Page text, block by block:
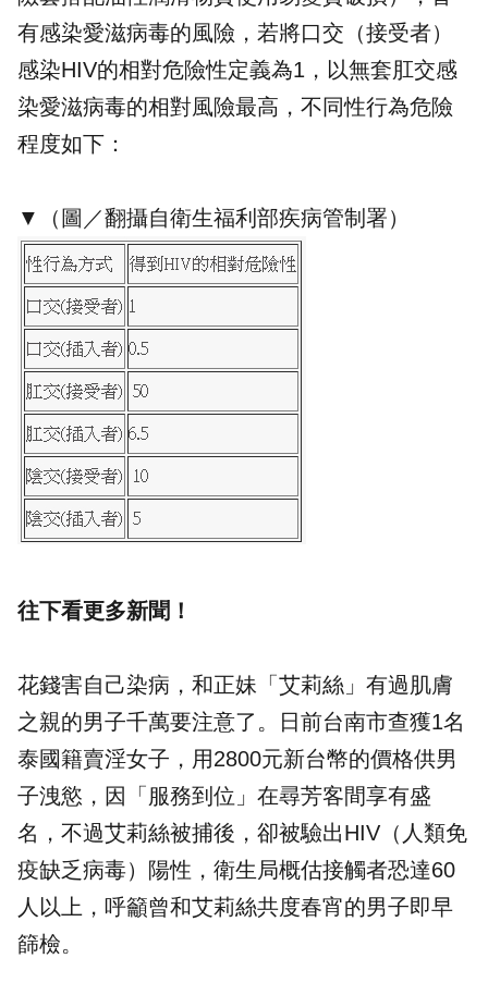
有感染愛滋病毒的風險，若將口交（接受者）
感染HIV的相對危險性定義為1，以無套肛交感
染愛滋病毒的相對風險最高，不同性行為危險
程度如下：
▼（圖／翻攝自衛生福利部疾病管制署）
往下看更多新聞！
花錢害自己染病，和正妹「艾莉絲」有過肌膚
之親的男子千萬要注意了。日前台南市查獲1名
泰國籍賣淫女子，用2800元新台幣的價格供男
子洩慾，因「服務到位」在尋芳客間享有盛
名，不過艾莉絲被捕後，卻被驗出HIV（人類免
疫缺乏病毒）陽性，衛生局概估接觸者恐達60
人以上，呼籲曾和艾莉絲共度春宵的男子即早
篩檢。